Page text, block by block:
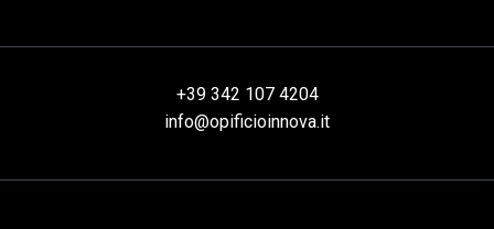
+39 342 107 4204
info@opificioinnova.it